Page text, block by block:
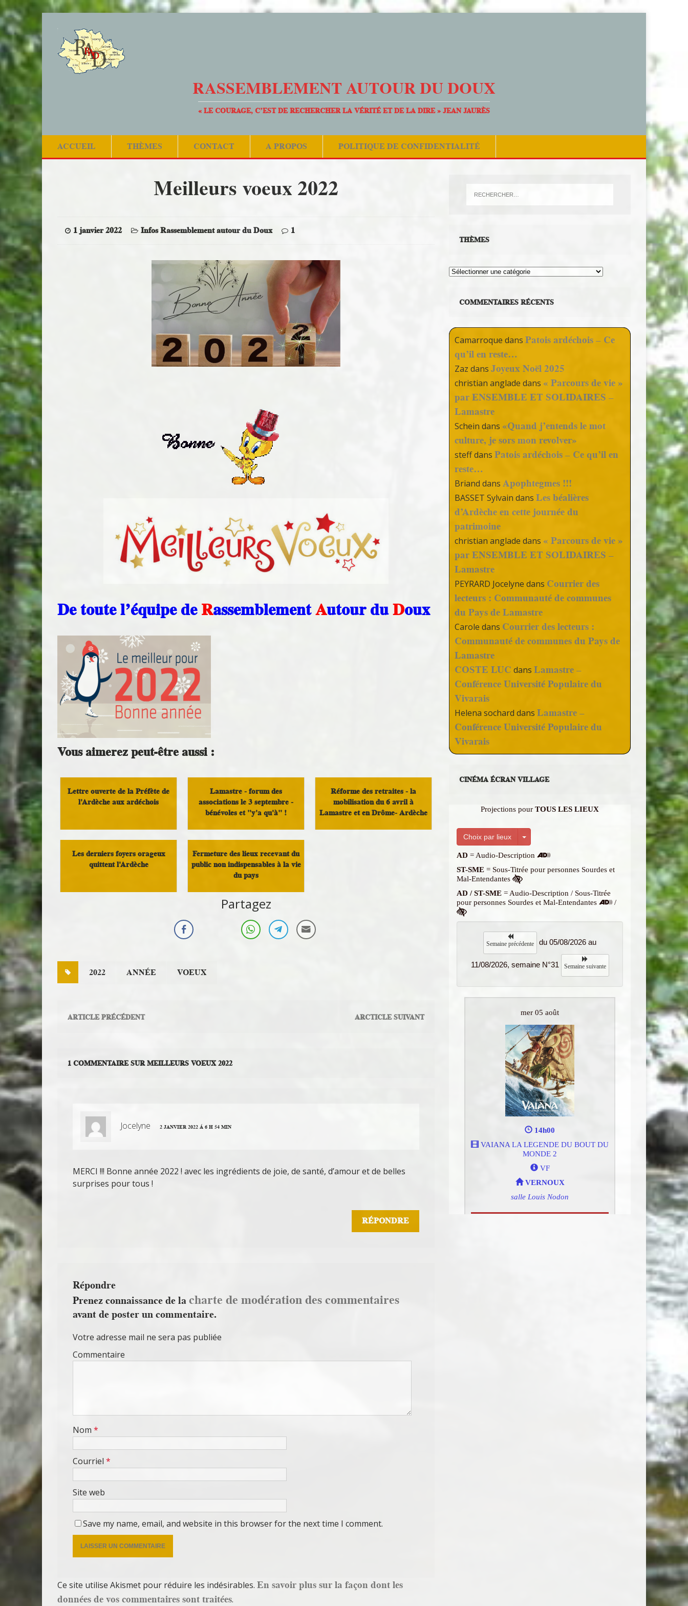
RASSEMBLEMENT AUTOUR DU DOUX
« LE COURAGE, C’EST DE RECHERCHER LA VÉRITÉ ET DE LA DIRE » JEAN JAURÈS
ACCUEIL THÈMES CONTACT A PROPOS POLITIQUE DE CONFIDENTIALITÉ
Meilleurs voeux 2022
1 janvier 2022 Infos Rassemblement autour du Doux 1
De toute l’équipe deRassemblementAutour duDoux
Vous aimerez peut-être aussi :
Lettre ouverte de la Préfète de
l'Ardèche aux ardéchois
Infos Rassemblement autour du
Doux
Lamastre - forum des
associations le 3 septembre -
bénévoles et "y'a qu'à" !
Infos Rassemblement autour du
Doux
Réforme des retraites - la
mobilisation du 6 avril à
Lamastre et en Drôme- Ardèche
Les derniers foyers orageux
quittent l'Ardèche
Infos Rassemblement autour du
Fermeture des lieux recevant du
public non indispensables à la vie
du pays
Infos Rassemblement autour du
Doux
Partagez
2022 ANNÉE VOEUX
ARTICLE PRÉCÉDENT ARCTICLE SUIVANT
1 COMMENTAIRE SUR MEILLEURS VOEUX 2022
Jocelyne 2 JANVIER 2022 Á 6 H 54 MIN
MERCI !!! Bonne année 2022 ! avec les ingrédients de joie, de santé, d’amour et de belles
surprises pour tous !
RÉPONDRE
Répondre
Prenez connaissance de lacharte de modération des commentaires
avant de poster un commentaire.
Votre adresse mail ne sera pas publiée
Commentaire
Nom *
Courriel *
Site web
Save my name, email, and website in this browser for the next time I comment.
Ce site utilise Akismet pour réduire les indésirables. En savoir plus sur la façon dont les
données de vos commentaires sont traitées.
THÈMES
Thèmes
COMMENTAIRES RÉCENTS
Camarroque dansPatois ardéchois – Ce
qu’il en reste…
Zaz dansJoyeux Noël 2025
christian anglade dans « Parcours de vie »
par ENSEMBLE ET SOLIDAIRES –
Lamastre
Schein dans «Quand j’entends le mot
culture, je sors mon revolver»
steffdansPatois ardéchois – Ce qu’il en
reste…
Briand dansApophtegmes !!!
BASSET Sylvain dansLes béalières
d’Ardèche en cette journée du
patrimoine
christian anglade dans « Parcours de vie »
par ENSEMBLE ET SOLIDAIRES –
Lamastre
PEYRARD Jocelyne dans Courrier des
lecteurs : Communauté de communes
du Pays de Lamastre
Carole dans Courrier des lecteurs :
Communauté de communes du Pays de
Lamastre
COSTE LUC dansLamastre –
Conférence Université Populaire du
Vivarais
Helena sochard dansLamastre –
Conférence Université Populaire du
Vivarais
CINÉMA ÉCRAN VILLAGE